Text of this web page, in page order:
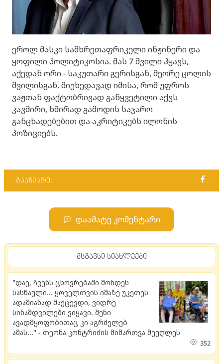
ეროლ მასკი სამხრეთაფრიკელი ინჟინერი და
ყოფილი პოლიტიკოსია. მას 7 შვილი ჰყავს,
აქედან ორი - საკუთარი გერისგან, მეორე ცოლის
შვილისგან. მიუხედავად იმისა, რომ უფროს
ვაჟთან ფაქტობრივად გაწყვეტილი აქვს
კავშირი, ხშირად გამოდის საჯარო
განცხადებებით და აკრიტიკებს ილონის
პოზიციებს.
გააზიარე:
დაამატე კომენტარი
მსგავსი სიახლეები
"დაე, ჩვენს ცხოვრებაში მოხდეს
სასწაული... ყოველთვის იმაზე უკეთეს
ადამიანად მაქცევდი, ვიდრე
სინამდვილეში ვიყავი. შენი
ავადმყოფობითაც კი აგრძელებ
ამას..." - თეონა კონტრიძის მიმართვა მეუღლეს
352